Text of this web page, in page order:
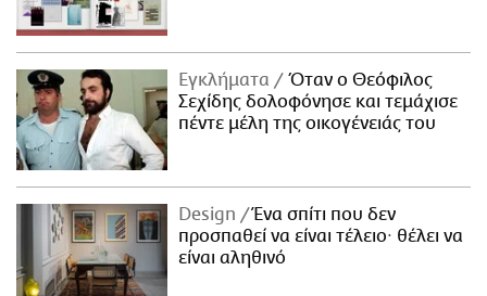
Εγκλήματα
Όταν ο Θεόφιλος
Σεχίδης δολοφόνησε και τεμάχισε
πέντε μέλη της οικογένειάς του
Design
Ένα σπίτι που δεν
προσπαθεί να είναι τέλειο· θέλει να
είναι αληθινό